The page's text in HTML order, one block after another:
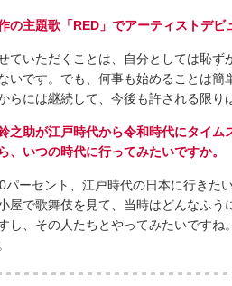
の主題歌「RED」でアーティストデ
ていただくことは、自分としては恥ず
いです。でも、何事も始めることは
らには継続して、今後も許される限り
之助が江戸時代から令和時代にタイ
、いつの時代に行ってみたいですか。
ーセント、江戸時代の日本に行きた
屋で歌舞伎を見て、当時はどんなふ
し、その人たちとやってみたいです